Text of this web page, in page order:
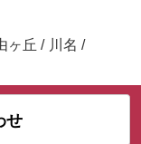
ヶ丘 / 川名 /
せ